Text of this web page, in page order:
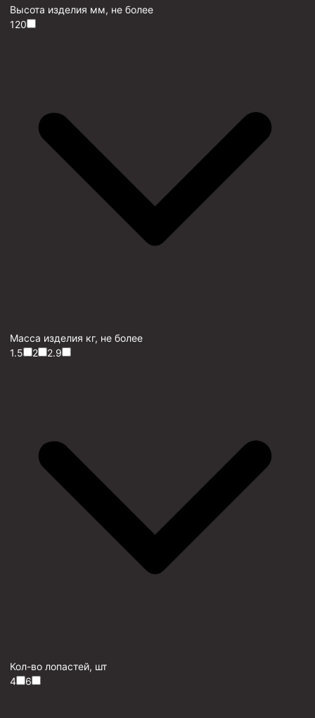
Высота изделия мм, не более
120
Масса изделия кг, не более
1.5
2 2.9
Кол-во лопастей, шт
4
6